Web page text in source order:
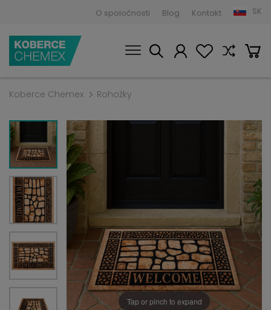
O spoločnosti Blog Kontakt SK
Koberce Chemex Rohožky
Tap or pinch to expand